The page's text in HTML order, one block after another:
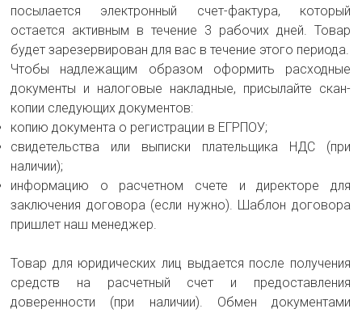
посылается электронный счет-фактура, который
остается активным в течение 3 рабочих дней. Товар
будет зарезервирован для вас в течение этого периода.
Чтобы надлежащим образом оформить расходные
документы и налоговые накладные, присылайте скан-
копии следующих документов:
копию документа о регистрации в ЕГРПОУ;
свидетельства или выписки плательщика НДС (при
наличии);
информацию о расчетном счете и директоре для
заключения договора (если нужно). Шаблон договора
пришлет наш менеджер.
Товар для юридических лиц выдается после получения
средств на расчетный счет и предоставления
доверенности (при наличии). Обмен документами